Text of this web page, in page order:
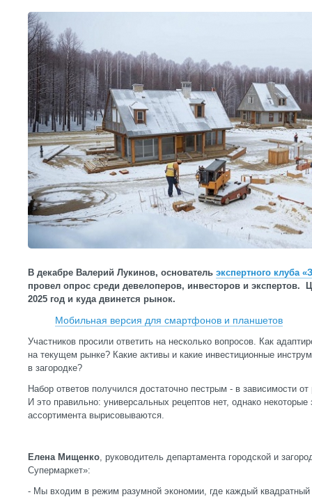
В декабре Валерий Лукинов, основатель экспертного клуба
провел опрос среди девелоперов, инвесторов и экспертов.
2025 год и куда двинется рынок.
Мобильная версия для смартфонов и планшетов
Участников просили ответить на несколько вопросов. Как
на текущем рынке? Какие активы и какие инвестиционные
в загородке?
Набор ответов получился достаточно пестрым - в зависимости
И это правильно: универсальных рецептов нет, однако некоторые
ассортимента вырисовываются.
Елена Мищенко, руководитель департамента городской и
Супермаркет»:
- Мы входим в режим разумной экономии, где каждый квадратный